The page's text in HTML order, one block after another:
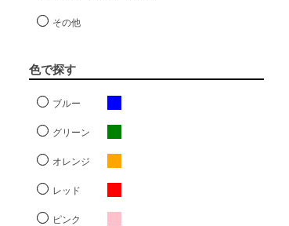
その他
色で探す
ブルー
グリーン
オレンジ
レッド
ピンク